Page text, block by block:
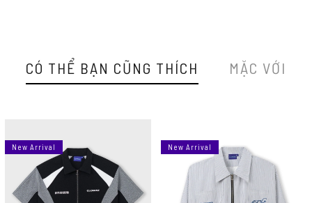
CÓ THỂ BẠN CŨNG THÍCH MẶC VỚI
New Arrival New Arrival